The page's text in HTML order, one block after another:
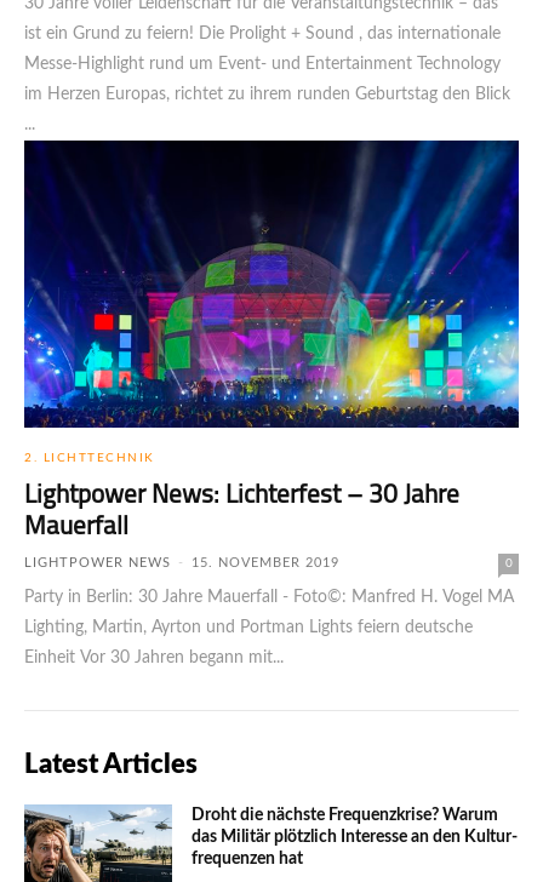
30 Jahre voller Leidenschaft für die Ver­an­stal­tungs­technik – das
ist ein Grund zu feiern! Die Prolight + Sound , das internationale
Messe-Highlight rund um Event- und Entertainment Technology
im Herzen Europas, richtet zu ihrem runden Geburtstag den Blick
...
2. LICHTTECHNIK
Lightpower News: Lichterfest – 30 Jahre
Mauerfall
LIGHTPOWER NEWS - 15. NOVEMBER 2019 0
Party in Berlin: 30 Jahre Mauerfall - Foto©: Manfred H. Vogel MA
Lighting, Martin, Ayrton und Portman Lights feiern deutsche
Einheit Vor 30 Jahren begann mit...
Latest Articles
Droht die nächste Frequenzkrise? Warum
das Mili­tär plötzlich Inte­resse an den Kultur­
fre­quen­zen hat